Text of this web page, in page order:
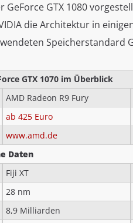
GeForce GTX 1080
die Architektur in
Speicherstandard
GTX 1070 im Überblick
AMD Radeon R9 Fury
ab 425 Euro
www.amd.de
Daten
Fiji XT
28 nm
8,9 Milliarden